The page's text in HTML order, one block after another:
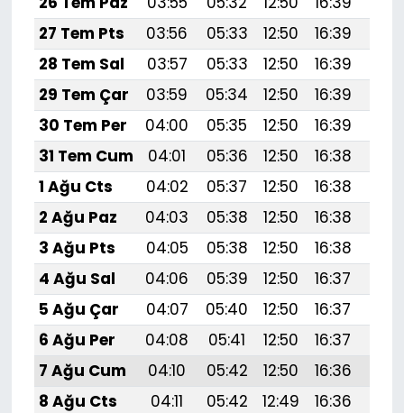
27 Tem Pts
03:56 05:33 12:50 16:39
28 Tem Sal
03:57 05:33 12:50 16:39
29 Tem Çar
03:59 05:34 12:50 16:39
30 Tem Per
04:00 05:35 12:50 16:39
31 Tem Cum
04:01 05:36 12:50 16:38
1 Ağu Cts
04:02 05:37 12:50 16:38
2 Ağu Paz
04:03 05:38 12:50 16:38
3 Ağu Pts
04:05 05:38 12:50 16:38
4 Ağu Sal
04:06 05:39 12:50 16:37
5 Ağu Çar
04:07 05:40 12:50 16:37
6 Ağu Per
04:08 05:41 12:50 16:37
7 Ağu Cum
04:10 05:42 12:50 16:36
8 Ağu Cts
04:11 05:42 12:49 16:36